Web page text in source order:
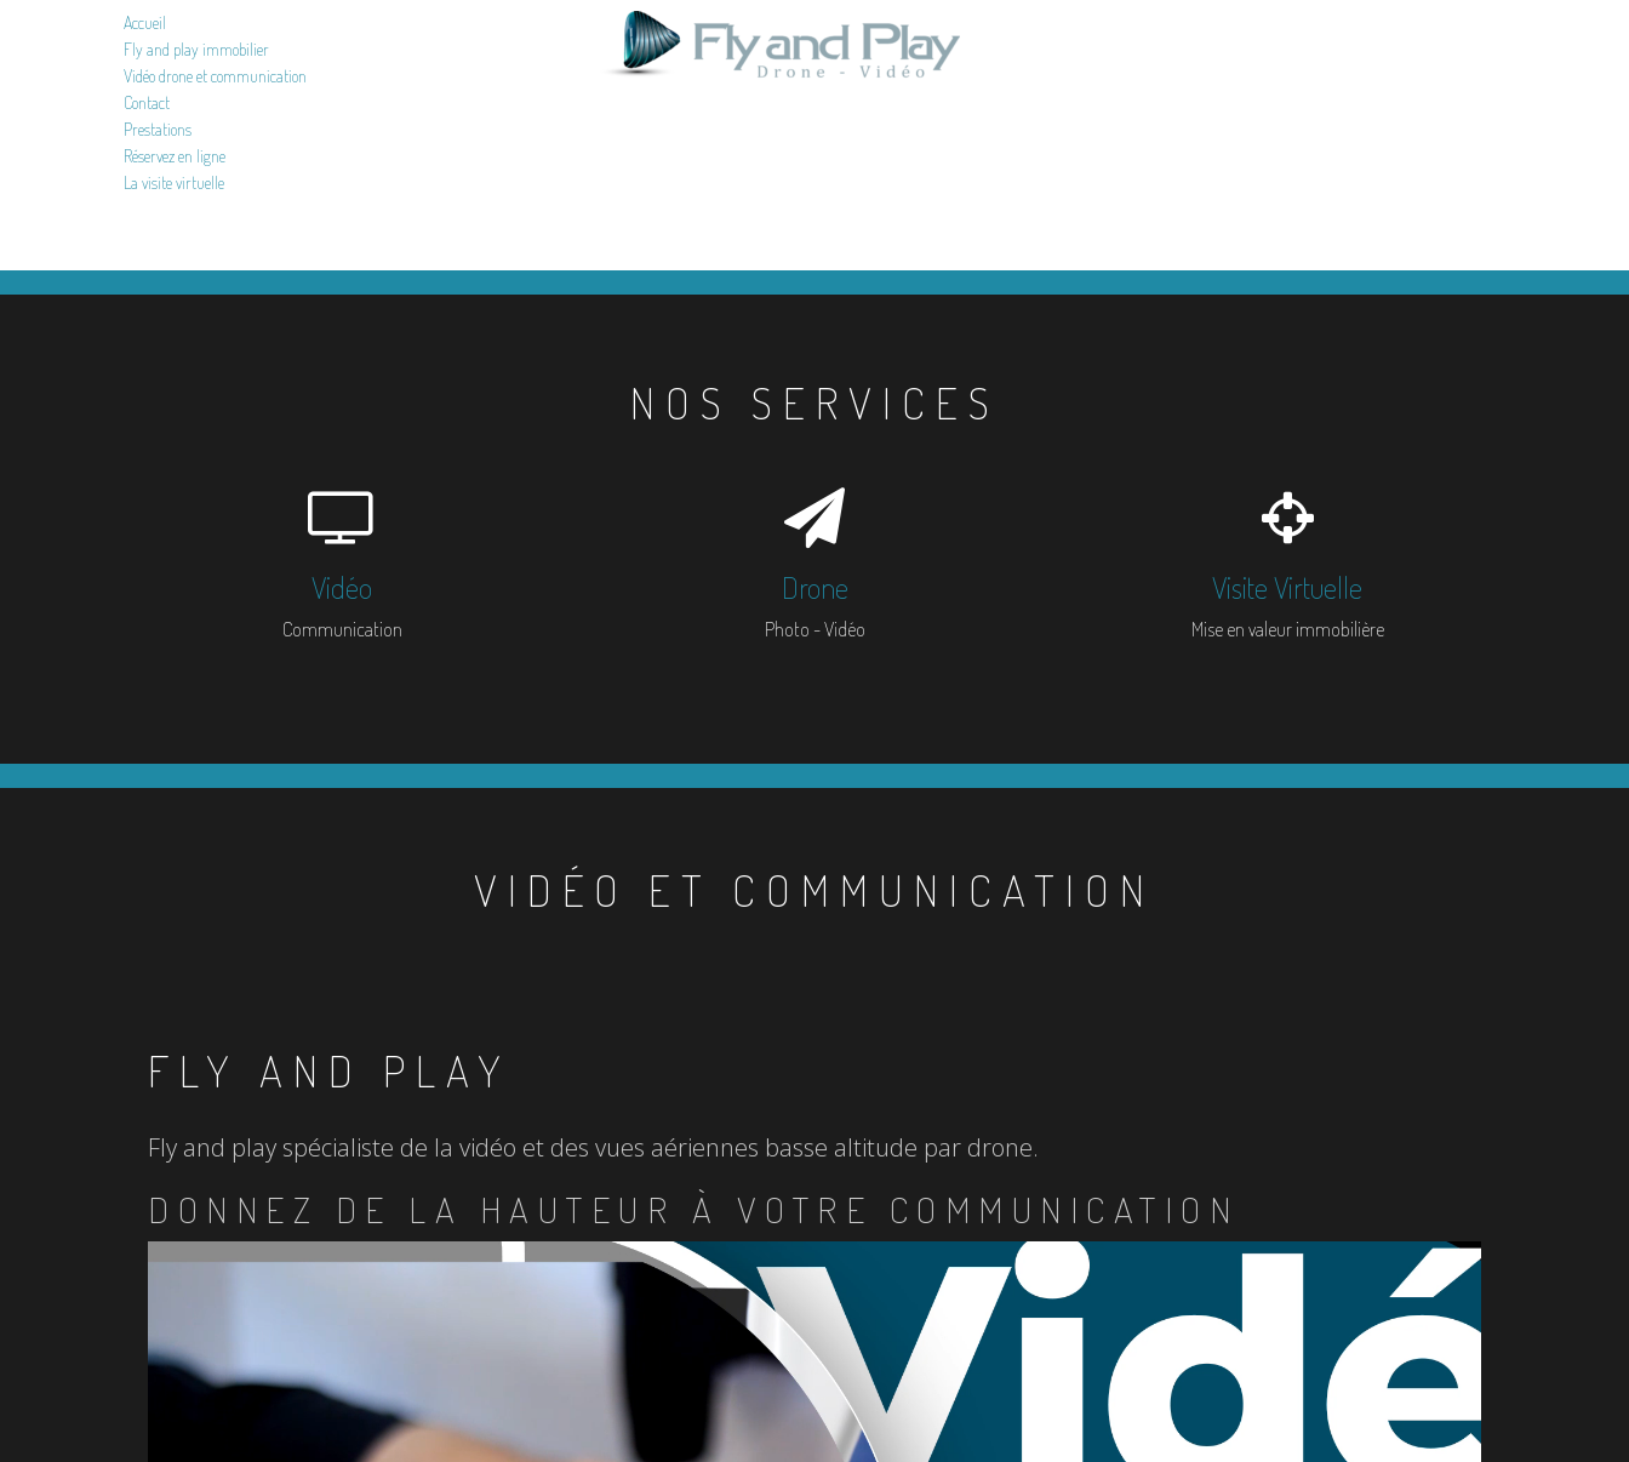
Accueil
Fly and play immobilier
Vidéo drone et communication
Contact
Prestations
Réservez en ligne
La visite virtuelle
NOS SERVICES
Vidéo
Communication
Drone
Photo - Vidéo
Visite Virtuelle
Mise en valeur immobilière
VIDÉO ET COMMUNICATION
FLY AND PLAY
Fly and play spécialiste de la vidéo et des vues aériennes basse altitude par drone.
DONNEZ DE LA HAUTEUR À VOTRE COMMUNICATION